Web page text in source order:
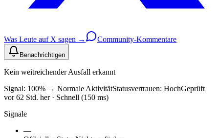
Was Leute auf X sagen → Community-Kommentare
Benachrichtigen
Kein weitreichender Ausfall erkannt
Signal: 100% → Normale AktivitätStatusvertrauen: HochGeprüft
vor 62 Std. her · Schnell (150 ms)
Signale
—